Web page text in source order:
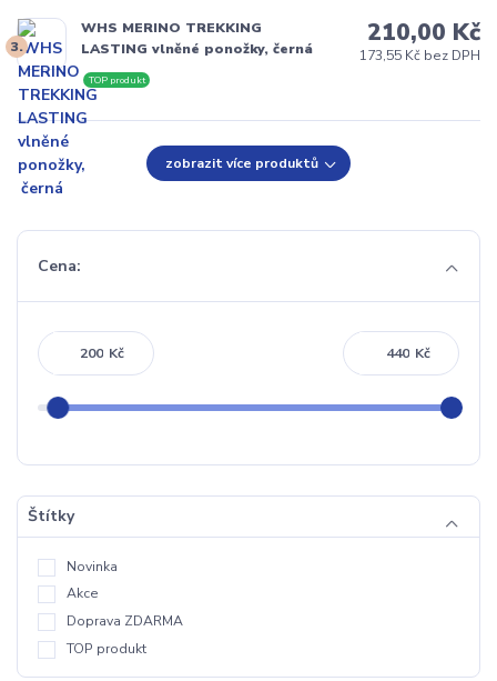
3.
WHS MERINO TREKKING
LASTING vlněné ponožky, černá
TOP produkt
210,00 Kč
173,55 Kč bez DPH
zobrazit více produktů
Cena:
Kč Kč
Štítky
Novinka
Akce
Doprava ZDARMA
TOP produkt